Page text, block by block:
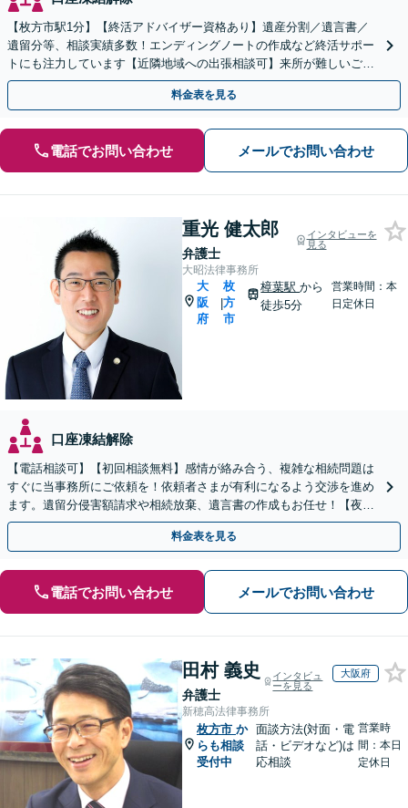
【枚方市駅1分】【終活アドバイザー資格あり】遺産分割／遺言書／
遺留分等、相談実績多数！エンディングノートの作成など終活サポー
トにも注力しています【近隣地域への出張相談可】来所が難しいご高
齢の方も、お気軽にご相談ください【休日・夜間面談可能】
料金表を見る
電話でお問い合わせ メールでお問い合わせ
重光 健太郎
弁護士
インタビューを
見る
大昭法律事務所
大
阪
府
|
枚
方
市
樟葉駅から
徒歩5分
営業時間：本
日定休日
口座凍結解除
【電話相談可】【初回相談無料】感情が絡み合う、複雑な相続問題は
すぐに当事務所にご依頼を！依頼者さまが有利になるよう交渉を進め
ます。遺留分侵害額請求や相続放棄、遺言書の作成もお任せ！【夜
間・休日面談】【完全個室】【出張サービス】【樟葉駅3分】
料金表を見る
電話でお問い合わせ メールでお問い合わせ
田村 義史
弁護士
インタビュ
ーを見る
大阪府
新穂高法律事務所
枚方市 か
らも相談
受付中
面談方法(対面・電
話・ビデオなど)は
応相談
営業時
間：本日
定休日